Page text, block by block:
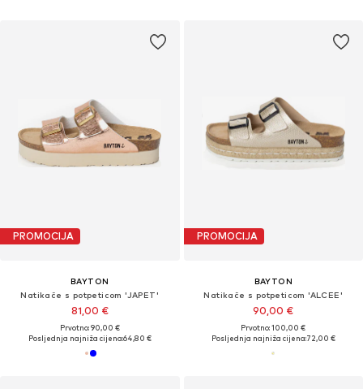
PROMOCIJA
BAYTON
Natikače s potpeticom 'JAPET'
81,00 €
Prvotno: 90,00 €
Posljednja najniža cijena:64,80 €
PROMOCIJA
BAYTON
Natikače s potpeticom 'ALCEE'
90,00 €
Prvotno: 100,00 €
Posljednja najniža cijena:72,00 €